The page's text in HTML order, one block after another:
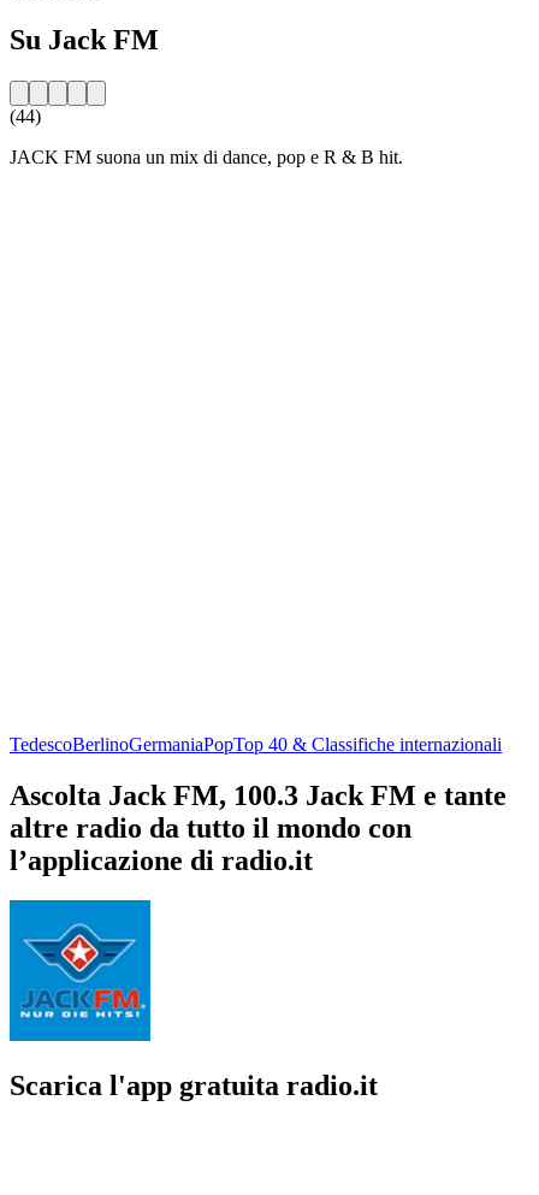
Su Jack FM
(44)
JACK FM suona un mix di dance, pop e R & B hit.
TedescoBerlinoGermaniaPopTop 40 & Classifiche internazionali
Ascolta Jack FM, 100.3 Jack FM e tante
altre radio da tutto il mondo con
l’applicazione di radio.it
Scarica l'app gratuita radio.it